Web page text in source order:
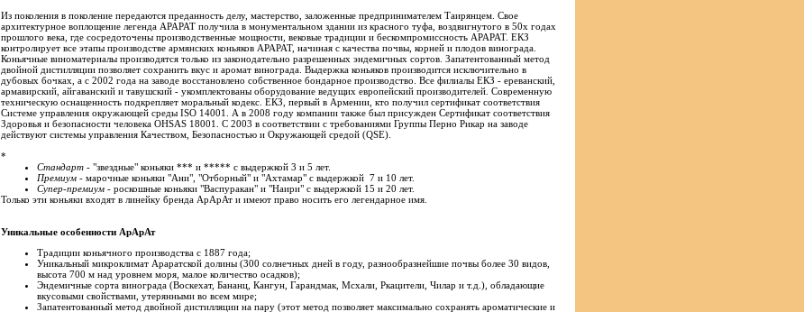
Из поколения в поколение передаются преданность делу, мастерство, заложенные предпринимателем Таирянцем. Свое
архитектурное воплощение легенда АРАРАТ получила в монументальном здании из красного туфа, воздвигнутого в 50х годах
прошлого века, где сосредоточены производственные мощности, вековые традиции и бескомпромиссность АРАРАТ. ЕКЗ
контролирует все этапы производстве армянских коньяков АРАРАТ, начиная с качества почвы, корней и плодов винограда.
Коньячные виноматериалы производятся только из законодательно разрешенных эндемичных сортов. Запатентованный метод
двойной дистилляции позволяет сохранить вкус и аромат винограда. Выдержка коньяков производится исключительно в
дубовых бочках, а с 2002 года на заводе восстановлено собственное бондарное производство. Все филиалы ЕКЗ - ереванский,
армавирский, айгаванский и тавушский - укомплектованы оборудование ведущих европейский производителей. Современную
техническую оснащенность подкрепляет моральный кодекс. ЕКЗ, первый в Армении, кто получил сертификат соответствия
Системе управления окружающей среды ISO 14001. А в 2008 году компании также был присужден Сертификат соответствия
Здоровья и безопасности человека OHSAS 18001. C 2003 в соответствии с требованиями Группы Перно Рикар на заводе
действуют системы управления Качеством, Безопасностью и Окружающей средой (QSE).
*
Стандарт - "звездные" коньяки *** и ***** с выдержкой 3 и 5 лет.
Премиум - марочные коньяки "Ани", "Отборный" и "Ахтамар" с выдержкой 7 и 10 лет.
Супер-премиум - роскошные коньяки "Васпуракан" и "Наири" с выдержкой 15 и 20 лет.
Только эти коньяки входят в линейку бренда АрАрАт и имеют право носить его легендарное имя.
Уникальные особенности АрАрАт
Традиции коньячного производства с 1887 года;
Уникальный микроклимат Араратской долины (300 солнечных дней в году, разнообразнейшие почвы более 30 видов,
высота 700 м над уровнем моря, малое количество осадков);
Эндемичные сорта винограда (Воскехат, Бананц, Кангун, Гарандмак, Мсхали, Ркацители, Чилар и т.д.), обладающие
вкусовыми свойствами, утерянными во всем мире;
Запатентованный метод двойной дистилляции на пару (этот метод позволяет максимально сохранять ароматические и